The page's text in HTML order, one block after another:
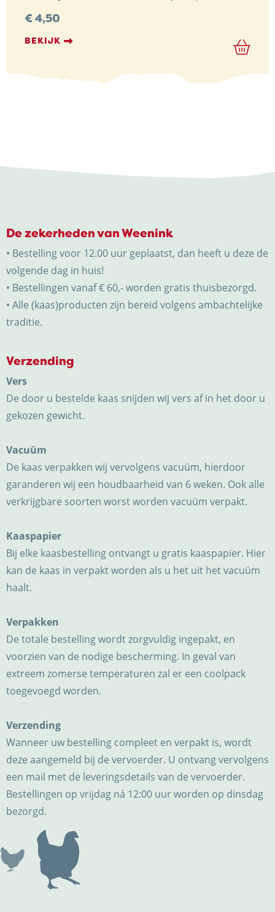
€4,50
BEKIJK
De zekerheden van Weenink
• Bestelling voor 12.00 uur geplaatst, dan heeft u deze de
volgende dag in huis!
• Bestellingen vanaf € 60,- worden gratis thuisbezorgd.
• Alle (kaas)producten zijn bereid volgens ambachtelijke
traditie.
Verzending
Vers
De door u bestelde kaas snijden wij vers af in het door u
gekozen gewicht.
Vacuüm
De kaas verpakken wij vervolgens vacuüm, hierdoor
garanderen wij een houdbaarheid van 6 weken. Ook alle
verkrijgbare soorten worst worden vacuüm verpakt.
Kaaspapier
Bij elke kaasbestelling ontvangt u gratis kaaspapier. Hier
kan de kaas in verpakt worden als u het uit het vacuüm
haalt.
Verpakken
De totale bestelling wordt zorgvuldig ingepakt, en
voorzien van de nodige bescherming. In geval van
extreem zomerse temperaturen zal er een coolpack
toegevoegd worden.
Verzending
Wanneer uw bestelling compleet en verpakt is, wordt
deze aangemeld bij de vervoerder. U ontvang vervolgens
een mail met de leveringsdetails van de vervoerder.
Bestellingen op vrijdag ná 12:00 uur worden op dinsdag
bezorgd.